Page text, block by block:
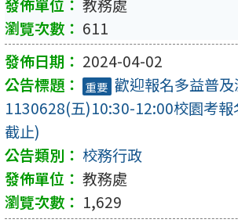
教務處
611
2024-04-02
重要 歡迎報名多益普
1130628(五)10:30-12:00校園考
截止)
校務行政
教務處
1,629